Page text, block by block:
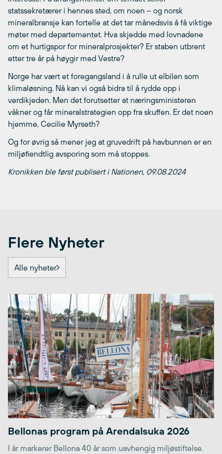
statssekretærer i hennes sted, om noen – og norsk
mineralbransje kan fortelle at det tar månedsvis å få viktige
møter med departementet. Hva skjedde med lovnadene
om et hurtigspor for mineralprosjekter? Er staben utbrent
etter tre år på høygir med Vestre?
Norge har vært et foregangsland i å rulle ut elbilen som
klimaløsning. Nå kan vi også bidra til å rydde opp i
verdikjeden. Men det forutsetter at næringsministeren
våkner og får mineralstrategien opp fra skuffen. Er det noen
hjemme, Cecilie Myrseth?
Og for øvrig så mener jeg at gruvedrift på havbunnen er en
miljøfiendtlig avsporing som må stoppes.
Kronikken ble først publisert i Nationen, 09.08.2024
Flere Nyheter
Alle nyheter
Bellonas program på Arendalsuka 2026
I år markerer Bellona 40 år som uavhengig miljøstiftelse.